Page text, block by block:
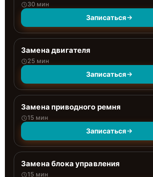
30 мин
Записаться
Замена двигателя
25 мин
Записаться
Замена приводного ремня
15 мин
Записаться
Замена блока управления
15 мин